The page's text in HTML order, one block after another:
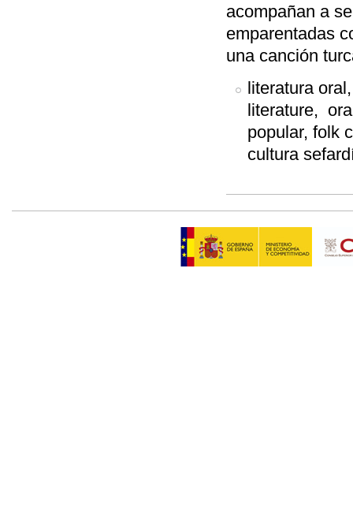
acompañan a
emparentadas
una canción
literatura
literature,
popular, folk
cultura